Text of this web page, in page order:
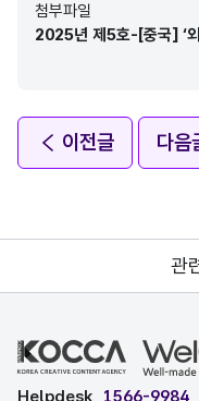
첨부파일
2025년 제5호-[중국] ‘외
이전글 다음
관
Helpdesk 1566-9984